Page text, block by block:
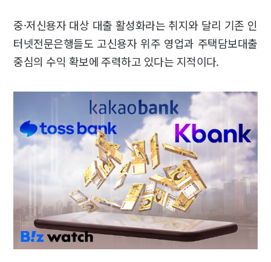
중·저신용자 대상 대출 활성화라는 취지와 달리 기존 인
터넷전문은행들도 고신용자 위주 영업과 주택담보대출
중심의 수익 확보에 주력하고 있다는 지적이다.